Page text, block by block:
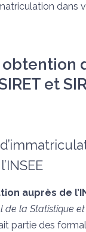
dans
obtention
et
auprès de
de la Statistique
partie des